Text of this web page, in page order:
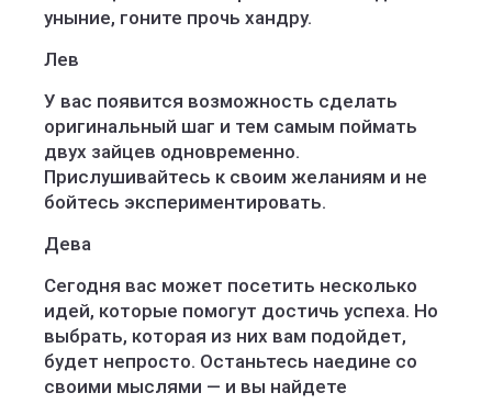
уныние, гоните прочь хандру.
Лев
У вас появится возможность сделать
оригинальный шаг и тем самым поймать
двух зайцев одновременно.
Прислушивайтесь к своим желаниям и не
бойтесь экспериментировать.
Дева
Сегодня вас может посетить несколько
идей, которые помогут достичь успеха. Но
выбрать, которая из них вам подойдет,
будет непросто. Останьтесь наедине со
своими мыслями — и вы найдете